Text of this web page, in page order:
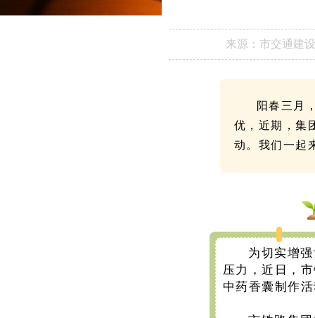
来源： 市交通建
阳春三月
优，近期，集
动。我们一起
为切实增
压力，近日，
中药香囊制作